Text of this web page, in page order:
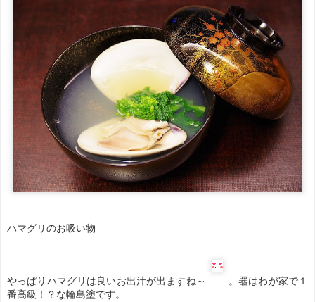
ハマグリのお吸い物
やっぱりハマグリは良いお出汁が出ますね～
。器はわが家で１
番高級！？な輪島塗です。